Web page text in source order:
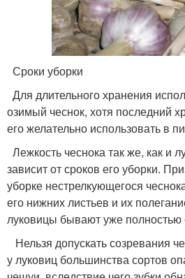
Сроки уборки
Для длительного хранения
озимый чеснок, хотя последний
его желательно использовать в
Лежкость чеснока так же, как и
зависит от сроков его уборки.
уборке нестрелкующегося
его нижних листьев и их
луковицы бывают уже
Нельзя допускать созревания
у луковиц большинства сортов